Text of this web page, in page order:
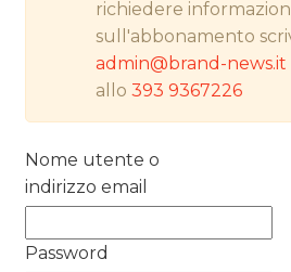
RICERCHE
NORMATIVE
TREND
CASE HISTORY
richiedere
sull'abbonamento
admin@brand-news.it
allo393 9367226
Nome utente o
indirizzo email
Password